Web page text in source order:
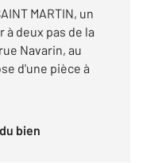
MARTIN, un
deux pas de la
Navarin, au
d'une pièce à
bien